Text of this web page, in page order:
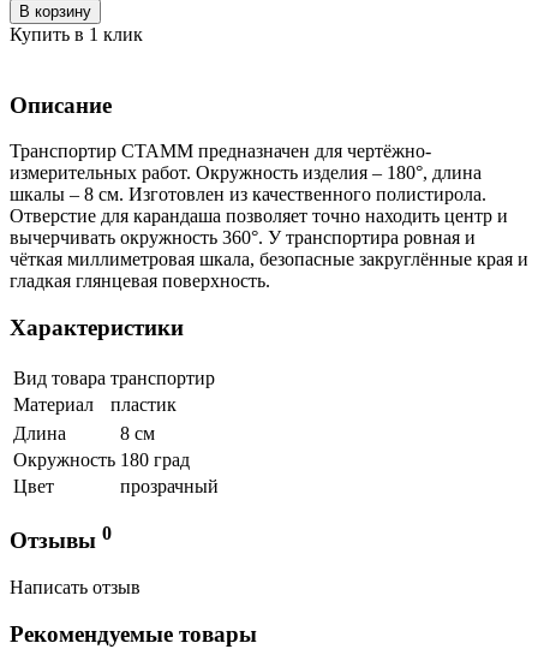
В корзину
Купить в 1 клик
Описание
Транспортир СТАММ предназначен для чертёжно-
измерительных работ. Окружность изделия – 180°, длина
шкалы – 8 см. Изготовлен из качественного полистирола.
Отверстие для карандаша позволяет точно находить центр и
вычерчивать окружность 360°. У транспортира ровная и
чёткая миллиметровая шкала, безопасные закруглённые края и
гладкая глянцевая поверхность.
Характеристики
Вид товара транспортир
Материал
пластик
Длина
8 см
Окружность 180 град
Цвет
прозрачный
Отзывы 0
Написать отзыв
Рекомендуемые товары